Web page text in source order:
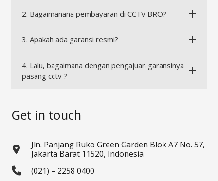
2. Bagaimanana pembayaran di CCTV BRO?
3. Apakah ada garansi resmi?
4. Lalu, bagaimana dengan pengajuan garansinya
pasang cctv ?
Get in touch
Jln. Panjang Ruko Green Garden Blok A7 No. 57,
Jakarta Barat 11520, Indonesia
(021) – 2258 0400